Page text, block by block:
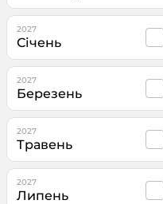
2027
Січень
2027
Березень
2027
Травень
2027
Липень